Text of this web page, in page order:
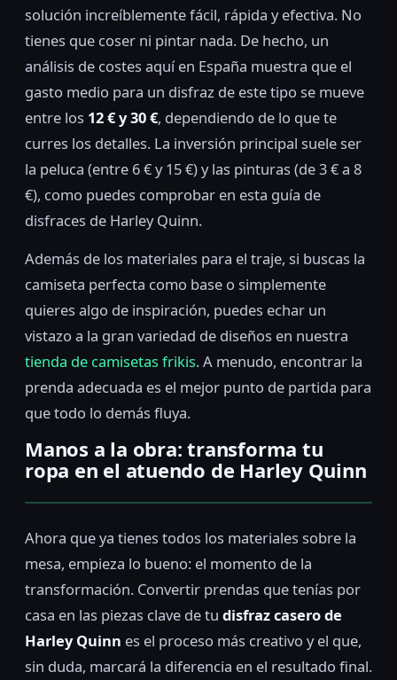
solución increíblemente fácil, rápida y efectiva. No
tienes que coser ni pintar nada. De hecho, un
análisis de costes aquí en España muestra que el
gasto medio para un disfraz de este tipo se mueve
entre los 12 € y 30 €, dependiendo de lo que te
curres los detalles. La inversión principal suele ser
la peluca (entre 6 € y 15 €) y las pinturas (de 3 € a 8
€), como puedes comprobar en esta guía de
disfraces de Harley Quinn.
Además de los materiales para el traje, si buscas la
camiseta perfecta como base o simplemente
quieres algo de inspiración, puedes echar un
vistazo a la gran variedad de diseños en nuestra
tienda de camisetas frikis. A menudo, encontrar la
prenda adecuada es el mejor punto de partida para
que todo lo demás fluya.
Manos a la obra: transforma tu
ropa en el atuendo de Harley Quinn
Ahora que ya tienes todos los materiales sobre la
mesa, empieza lo bueno: el momento de la
transformación. Convertir prendas que tenías por
casa en las piezas clave de tu disfraz casero de
Harley Quinn es el proceso más creativo y el que,
sin duda, marcará la diferencia en el resultado final.